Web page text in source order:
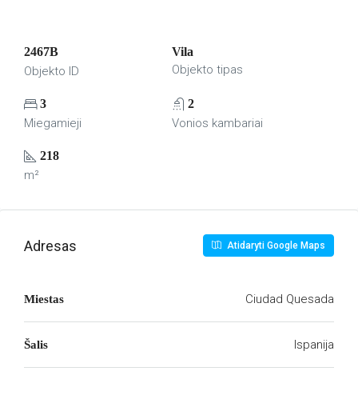
2467B
Objekto ID
Vila
Objekto tipas
3
Miegamieji
2
Vonios kambariai
218
m²
Adresas Atidaryti Google Maps
Miestas Ciudad Quesada
Šalis Ispanija